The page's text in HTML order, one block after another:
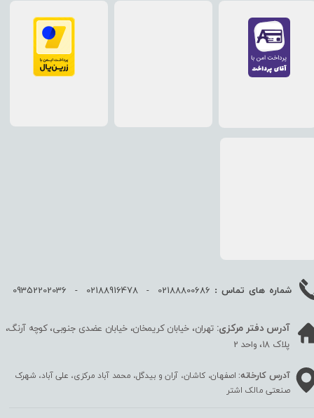
شماره های تماس :
آدرس دفتر مرکزی: تهران، خیابان کریمخان، خیابان عضدی جنوبی، کوچه آرنگ،
پلاک 18، واحد 2
آدرس کارخانه: اصفهان، کاشان، آران و بیدگل، محمد آباد مرکزی، علی آباد، شهرک
صنعتی مالک اشتر